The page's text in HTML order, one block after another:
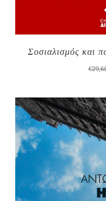
Σοσιαλισμός και
€